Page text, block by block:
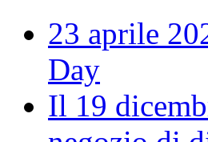
23 aprile
Day
Il 19